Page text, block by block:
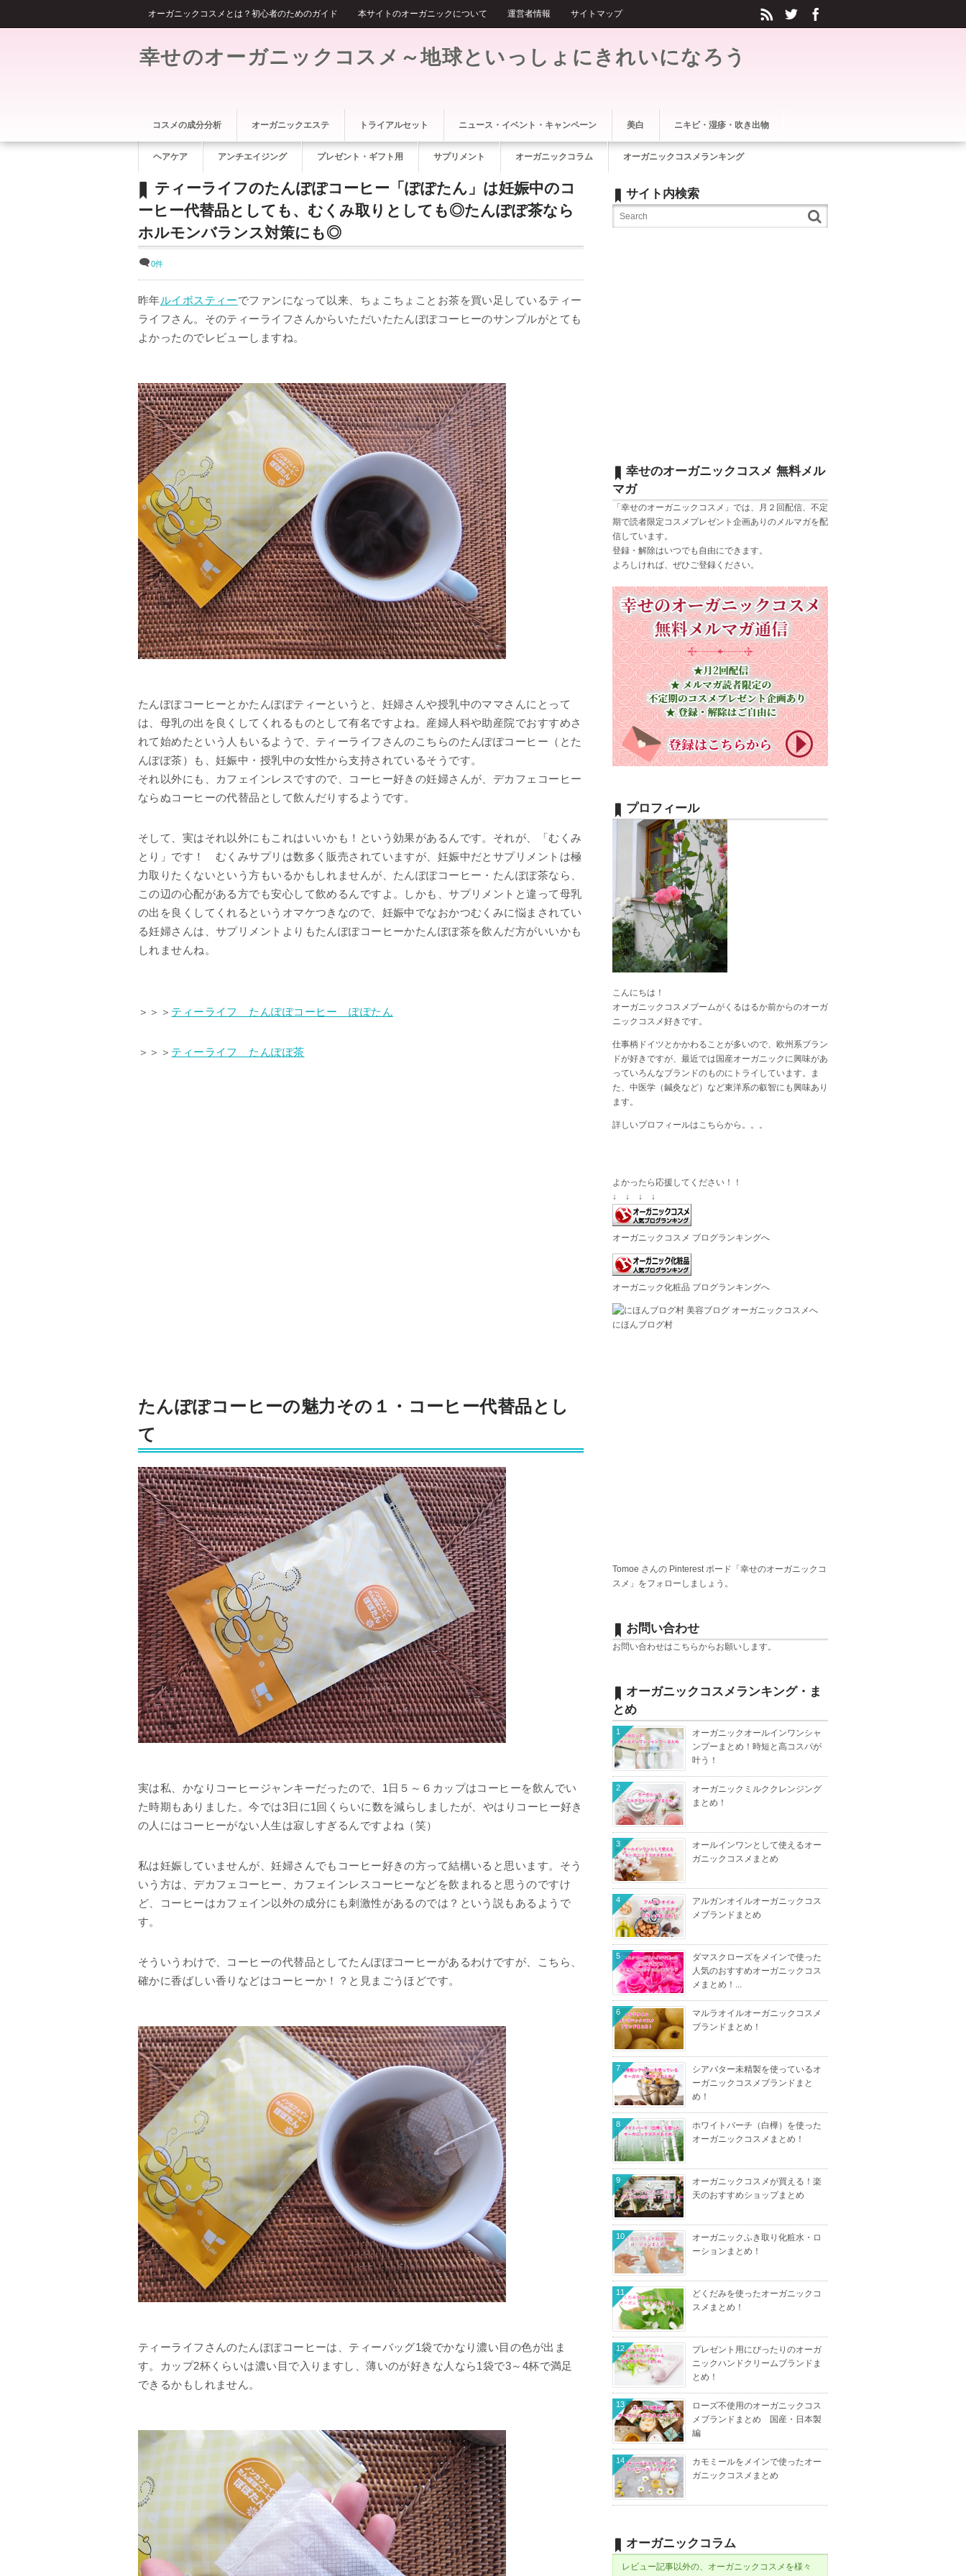
幸せのオーガニックコスメ～地球といっしょにきれいになろう
ティーライフのたんぽぽコーヒー「ぽぽたん」は妊娠中のコ
ーヒー代替品としても、むくみ取りとしても◎たんぽぽ茶なら
ホルモンバランス対策にも◎
0件
昨年ルイボスティーでファンになって以来、ちょこちょことお茶を買い足しているティー
ライフさん。そのティーライフさんからいただいたたんぽぽコーヒーのサンプルがとても
よかったのでレビューしますね。
たんぽぽコーヒーとかたんぽぽティーというと、妊婦さんや授乳中のママさんにとって
は、母乳の出を良くしてくれるものとして有名ですよね。産婦人科や助産院でおすすめさ
れて始めたという人もいるようで、ティーライフさんのこちらのたんぽぽコーヒー（とた
んぽぽ茶）も、妊娠中・授乳中の女性から支持されているそうです。
それ以外にも、カフェインレスですので、コーヒー好きの妊婦さんが、デカフェコーヒー
ならぬコーヒーの代替品として飲んだりするようです。
そして、実はそれ以外にもこれはいいかも！という効果があるんです。それが、「むくみ
とり」です！ むくみサプリは数多く販売されていますが、妊娠中だとサプリメントは極
力取りたくないという方もいるかもしれませんが、たんぽぽコーヒー・たんぽぽ茶なら、
この辺の心配がある方でも安心して飲めるんですよ。しかも、サプリメントと違って母乳
の出を良くしてくれるというオマケつきなので、妊娠中でなおかつむくみに悩まされてい
る妊婦さんは、サプリメントよりもたんぽぽコーヒーかたんぽぽ茶を飲んだ方がいいかも
しれませんね。
＞＞＞ ティーライフ たんぽぽコーヒー ぽぽたん
＞＞＞ ティーライフ たんぽぽ茶
たんぽぽコーヒーの魅力その１・コーヒー代替品とし
て
実は私、かなりコーヒージャンキーだったので、1日５～６カップはコーヒーを飲んでい
た時期もありました。今では3日に1回くらいに数を減らしましたが、やはりコーヒー好き
の人にはコーヒーがない人生は寂しすぎるんですよね（笑）
私は妊娠していませんが、妊婦さんでもコーヒー好きの方って結構いると思います。そう
いう方は、デカフェコーヒー、カフェインレスコーヒーなどを飲まれると思うのですけ
ど、コーヒーはカフェイン以外の成分にも刺激性があるのでは？という説もあるようで
す。
そういうわけで、コーヒーの代替品としてたんぽぽコーヒーがあるわけですが、こちら、
確かに香ばしい香りなどはコーヒーか！？と見まごうほどです。
ティーライフさんのたんぽぽコーヒーは、ティーバッグ1袋でかなり濃い目の色が出ま
す。カップ2杯くらいは濃い目で入りますし、薄いのが好きな人なら1袋で3～4杯で満足
できるかもしれません。
サイト内検索
幸せのオーガニックコスメ 無料メル
マガ
「幸せのオーガニックコスメ」では、月２回配信、不定
期で読者限定コスメプレゼント企画ありのメルマガを配
信しています。
登録・解除はいつでも自由にできます。
よろしければ、ぜひご登録ください。
プロフィール
こんにちは！
オーガニックコスメブームがくるはるか前からのオーガ
ニックコスメ好きです。
仕事柄ドイツとかかわることが多いので、欧州系ブラン
ドが好きですが、最近では国産オーガニックに興味があ
っていろんなブランドのものにトライしています。ま
た、中医学（鍼灸など）など東洋系の叡智にも興味あり
ます。
詳しいプロフィールはこちらから。。。
よかったら応援してください！！
↓ ↓ ↓ ↓
オーガニックコスメ ブログランキングへ
オーガニック化粧品 ブログランキングへ
にほんブログ村
Tomoe さんの Pinterest ボード「幸せのオーガニックコ
スメ」をフォローしましょう。
お問い合わせ
お問い合わせはこちらからお願いします。
オーガニックコスメランキング・ま
とめ
オーガニックオールインワンシャ
ンプーまとめ！時短と高コスパが
叶う！
1
オーガニックミルククレンジング
まとめ！
2
オールインワンとして使えるオー
ガニックコスメまとめ
3
アルガンオイルオーガニックコス
メブランドまとめ
4
ダマスクローズをメインで使った
人気のおすすめオーガニックコス
メまとめ！...
5
マルラオイルオーガニックコスメ
ブランドまとめ！
6
シアバター未精製を使っているオ
ーガニックコスメブランドまと
め！
7
ホワイトバーチ（白樺）を使った
オーガニックコスメまとめ！
8
オーガニックコスメが買える！楽
天のおすすめショップまとめ
9
オーガニックふき取り化粧水・ロ
ーションまとめ！
10
どくだみを使ったオーガニックコ
スメまとめ！
11
プレゼント用にぴったりのオーガ
ニックハンドクリームブランドま
とめ！
12
ローズ不使用のオーガニックコス
メブランドまとめ 国産・日本製
編
13
カモミールをメインで使ったオー
ガニックコスメまとめ
14
オーガニックコラム
レビュー記事以外の、オーガニックコスメを様々
オーガニックコスメとは？初心者のためのガイド 本サイトのオーガニックについて 運営者情報 サイトマップ
コスメの成分分析 オーガニックエステ トライアルセット ニュース・イベント・キャンペーン 美白 ニキビ・湿疹・吹き出物
ヘアケア アンチエイジング プレゼント・ギフト用 サプリメント オーガニックコラム オーガニックコスメランキング